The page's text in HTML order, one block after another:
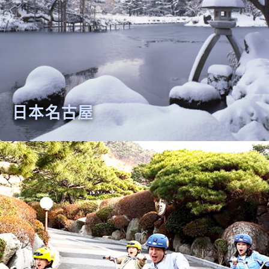
日本名古屋